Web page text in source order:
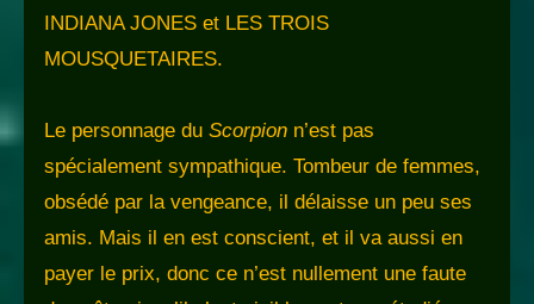
INDIANA JONES et LES TROIS
MOUSQUETAIRES.
Le personnage du Scorpion n’est pas
spécialement sympathique. Tombeur de femmes,
obsédé par la vengeance, il délaisse un peu ses
amis. Mais il en est conscient, et il va aussi en
payer le prix, donc ce n’est nullement une faute